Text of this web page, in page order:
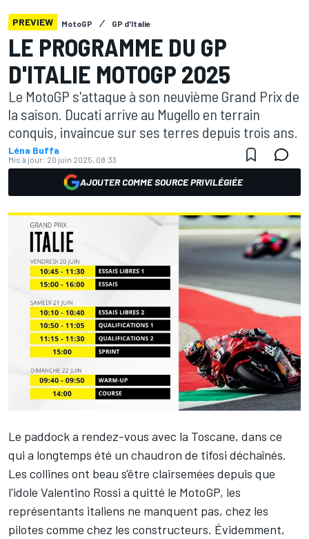
PREVIEW MotoGP GP d'Italie
LE PROGRAMME DU GP
D'ITALIE MOTOGP 2025
Le MotoGP s'attaque à son neuvième Grand Prix de
la saison. Ducati arrive au Mugello en terrain
conquis, invaincue sur ses terres depuis trois ans.
Léna Buffa
Mis à jour: 20 juin 2025, 08:33
AJOUTER COMME SOURCE PRIVILÉGIÉE
Le paddock a rendez-vous avec la Toscane, dans ce
qui a longtemps été un chaudron de tifosi déchaînés.
Les collines ont beau s'être clairsemées depuis que
l'idole Valentino Rossi a quitté le MotoGP, les
représentants italiens ne manquent pas, chez les
pilotes comme chez les constructeurs. Évidemment,